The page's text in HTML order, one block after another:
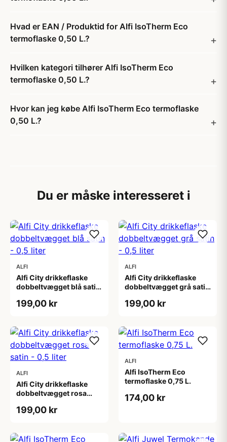
Hvad er EAN / Produktid for Alfi IsoTherm Eco
termoflaske 0,50 L.?
Hvilken kategori tilhører Alfi IsoTherm Eco
termoflaske 0,50 L.?
Hvor kan jeg købe Alfi IsoTherm Eco termoflaske
0,50 L.?
Du er måske interesseret i
ALFI
Alfi City drikkeflaske
dobbeltvægget blå satin
199,00 kr
ALFI
Alfi City drikkeflaske
dobbeltvægget grå satin
199,00 kr
ALFI
Alfi City drikkeflaske
dobbeltvægget rosa
199,00 kr
ALFI
Alfi IsoTherm Eco
termoflaske 0,75 L.
174,00 kr